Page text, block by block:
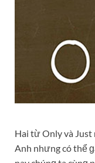
Hai từ Only và
Anh nhưng có thể